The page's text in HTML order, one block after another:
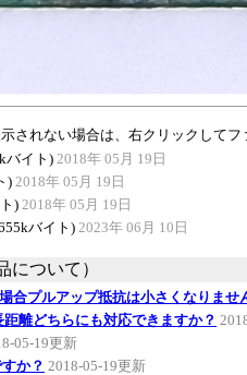
されない場合は、右クリックして
バイト) 2018年 05月 19日
)2018年 05月 19日
) 2018年 05月 19日
バイト) 2023年 06月 10日
について）
合プルアップ抵抗は小さくなりませ
離どちらにも対応できますか？
05-19更新
か？ 2018-05-19更新